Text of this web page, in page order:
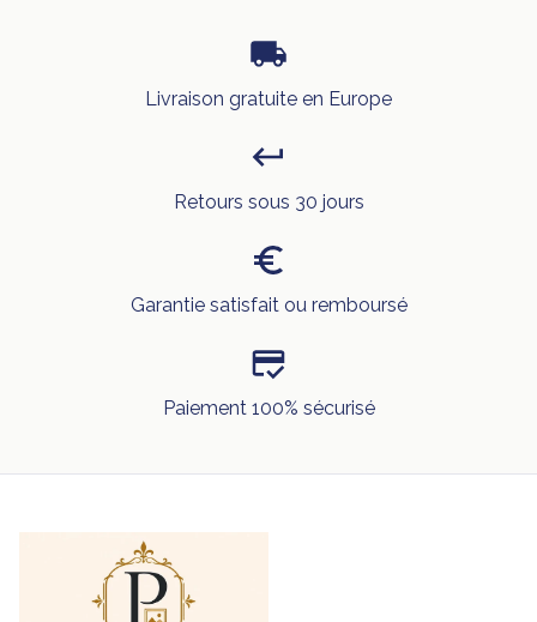
Livraison gratuite en Europe
Retours sous 30 jours
Garantie satisfait ou remboursé
Paiement 100% sécurisé